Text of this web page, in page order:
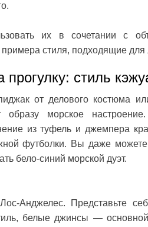
их в сочетании с
стиля, подходящие
прогулку: стиль
от делового костюма
образу морское
из туфель и джемпера
футболки. Вы даже
бело-синий морской дуэт.
Лос-Анджелес. Представьте
белые джинсы —